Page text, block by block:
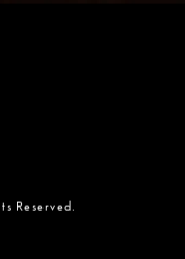
Reserved.